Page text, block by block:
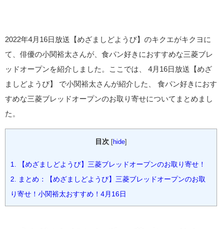
2022年4月16日放送【めざましどようび】のキクエがキクヨに
て、俳優の小関裕太さんが、食パン好きにおすすめな三菱ブレ
ッドオープンを紹介しました。ここでは、 4月16日放送【めざ
ましどようび】 で小関裕太さんが紹介した、 食パン好きにおす
すめな三菱ブレッドオープンのお取り寄せについてまとめまし
た。
目次 hide
1. 【めざましどようび】三菱ブレッドオープンのお取り寄せ！
2. まとめ：【めざましどようび】三菱ブレッドオープンのお取
り寄せ！小関裕太おすすめ！4月16日